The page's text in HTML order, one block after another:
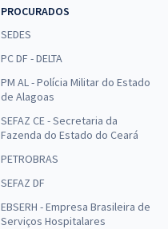
PROCURADOS
SEDES
PC DF - DELTA
PM AL - Polícia Militar do Estado
de Alagoas
SEFAZ CE - Secretaria da
Fazenda do Estado do Ceará
PETROBRAS
SEFAZ DF
EBSERH - Empresa Brasileira de
Serviços Hospitalares